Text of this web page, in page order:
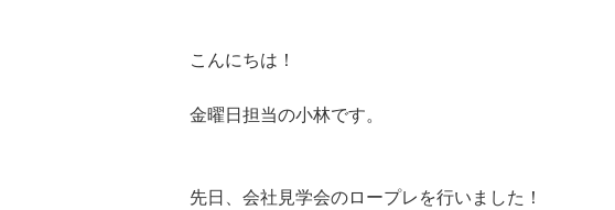
こんにちは！
金曜日担当の小林です。
先日、会社見学会のロープレを行いました！